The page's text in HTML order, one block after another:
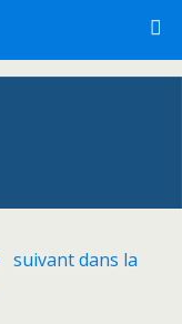
suivant dans la